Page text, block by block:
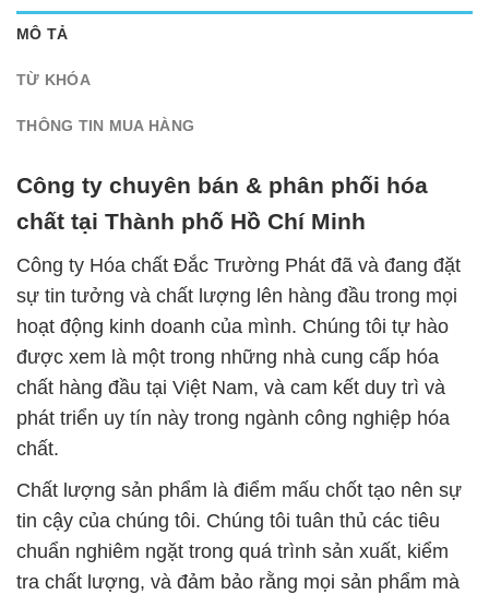
MÔ TẢ
TỪ KHÓA
THÔNG TIN MUA HÀNG
Công ty chuyên bán & phân phối hóa
chất tại Thành phố Hồ Chí Minh
Công ty Hóa chất Đắc Trường Phát đã và đang đặt
sự tin tưởng và chất lượng lên hàng đầu trong mọi
hoạt động kinh doanh của mình. Chúng tôi tự hào
được xem là một trong những nhà cung cấp hóa
chất hàng đầu tại Việt Nam, và cam kết duy trì và
phát triển uy tín này trong ngành công nghiệp hóa
chất.
Chất lượng sản phẩm là điểm mấu chốt tạo nên sự
tin cậy của chúng tôi. Chúng tôi tuân thủ các tiêu
chuẩn nghiêm ngặt trong quá trình sản xuất, kiểm
tra chất lượng, và đảm bảo rằng mọi sản phẩm mà